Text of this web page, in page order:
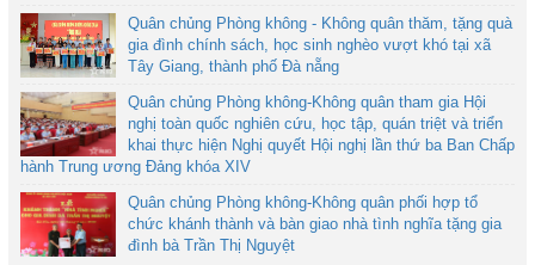
Quân chủng Phòng không - Không quân thăm, tặng quà
gia đình chính sách, học sinh nghèo vượt khó tại xã
Tây Giang, thành phố Đà nẵng
Quân chủng Phòng không-Không quân tham gia Hội
nghị toàn quốc nghiên cứu, học tập, quán triệt và triển
khai thực hiện Nghị quyết Hội nghị lần thứ ba Ban Chấp
hành Trung ương Đảng khóa XIV
Quân chủng Phòng không-Không quân phối hợp tổ
chức khánh thành và bàn giao nhà tình nghĩa tặng gia
đình bà Trần Thị Nguyệt